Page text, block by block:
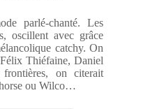
parlé-chanté. Les
oscillent avec grâce
catchy. On
Thiéfaine, Daniel
on citerait
ou Wilco…